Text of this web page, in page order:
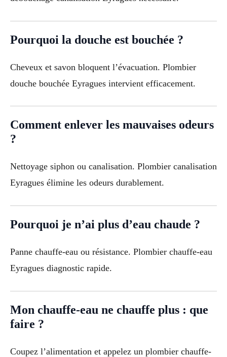
Pourquoi la douche est bouchée ?
Cheveux et savon bloquent l’évacuation. Plombier
douche bouchée Eyragues intervient efficacement.
Comment enlever les mauvaises odeurs
?
Nettoyage siphon ou canalisation. Plombier canalisation
Eyragues élimine les odeurs durablement.
Pourquoi je n’ai plus d’eau chaude ?
Panne chauffe-eau ou résistance. Plombier chauffe-eau
Eyragues diagnostic rapide.
Mon chauffe-eau ne chauffe plus : que
faire ?
Coupez l’alimentation et appelez un plombier chauffe-